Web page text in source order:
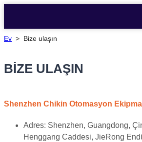
Ev > Bize ulaşın
BİZE ULAŞIN
Shenzhen Chikin Otomasyon
Adres: Shenzhen, Guangdong,
Henggang Caddesi, JieRong